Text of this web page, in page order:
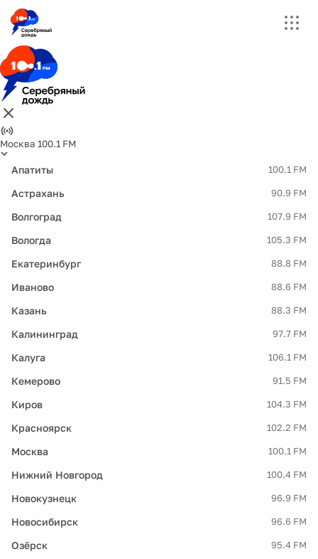
Москва 100.1 FM
Апатиты 100.1 FM
Астрахань 90.9 FM
Волгоград 107.9 FM
Вологда 105.3 FM
Екатеринбург 88.8 FM
Иваново 88.6 FM
Казань 88.3 FM
Калининград 97.7 FM
Калуга 106.1 FM
Кемерово 91.5 FM
Киров 104.3 FM
Красноярск 102.2 FM
Москва 100.1 FM
Нижний Новгород 100.4 FM
Новокузнецк 96.9 FM
Новосибирск 96.6 FM
Озёрск 95.4 FM